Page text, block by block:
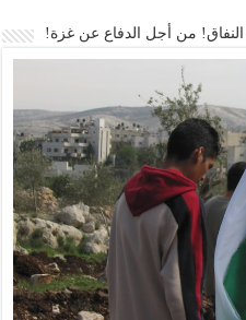
النفاق! من أجل الدفاع عن غزة!